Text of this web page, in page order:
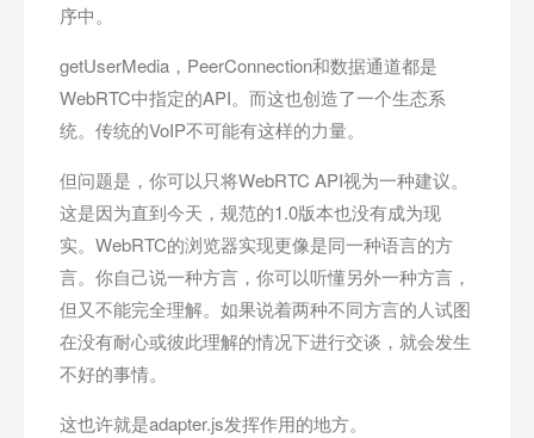
序中。
getUserMedia，PeerConnection和数据通道都是
WebRTC中指定的API。而这也创造了一个生态系
统。传统的VoIP不可能有这样的力量。
但问题是，你可以只将WebRTC API视为一种建议。
这是因为直到今天，规范的1.0版本也没有成为现
实。WebRTC的浏览器实现更像是同一种语言的方
言。你自己说一种方言，你可以听懂另外一种方言，
但又不能完全理解。如果说着两种不同方言的人试图
在没有耐心或彼此理解的情况下进行交谈，就会发生
不好的事情。
这也许就是adapter.js发挥作用的地方。